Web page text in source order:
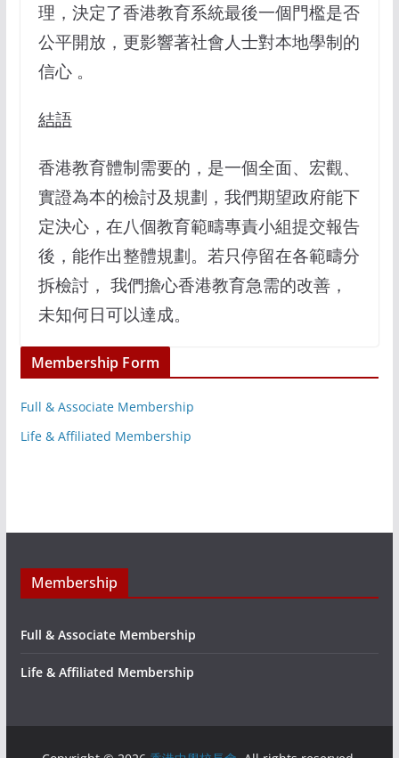
理，決定了香港教育系統最後一個門檻是否
公平開放，更影響著社會人士對本地學制的
信心 。
結語
香港教育體制需要的，是一個全面、宏觀、
實證為本的檢討及規劃，我們期望政府能下
定決心，在八個教育範疇專責小組提交報告
後，能作出整體規劃。若只停留在各範疇分
拆檢討， 我們擔心香港教育急需的改善，
未知何日可以達成。
Membership Form
Full & Associate Membership
Life & Affiliated Membership
Membership
Full & Associate Membership
Life & Affiliated Membership